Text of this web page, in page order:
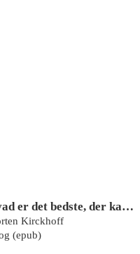
Hvad er det bedste, der kan ske?
Kirckhoff
(epub)